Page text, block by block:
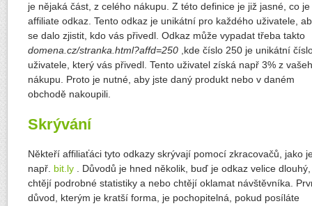
je nějaká část, z celého nákupu. Z této definice je již jasné, co je
affiliate odkaz. Tento odkaz je unikátní pro každého uživatele,
se dalo zjistit, kdo vás přivedl. Odkaz může vypadat třeba takto
domena.cz/stranka.html?affd=250 ,kde číslo 250 je unikátní
uživatele, který vás přivedl. Tento uživatel získá např 3% z
nákupu. Proto je nutné, aby jste daný produkt nebo v daném
obchodě nakoupili.
Skrývání
Někteří affiliaťáci tyto odkazy skrývají pomocí zkracovačů, jako
např. bit.ly . Důvodů je hned několik, buď je odkaz velice dlouhý,
chtějí podrobné statistiky a nebo chtějí oklamat návštěvníka.
důvod, kterým je kratší forma, je pochopitelná, pokud posíláte